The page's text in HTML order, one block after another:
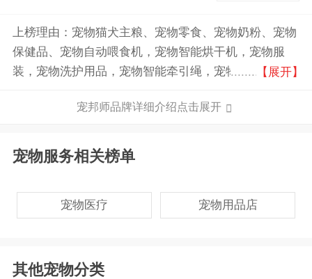
上榜理由：宠物猫犬主粮、宠物零食、宠物奶粉、宠物
保健品、宠物自动喂食机，宠物智能烘干机，宠物服
装，宠物洗护用品，宠物智能牵引绳，宠物玩具，宠物
【展开】
宠邦师品牌详细介绍点击展开
宠物服务相关榜单
宠物医疗 宠物用品店
其他宠物分类